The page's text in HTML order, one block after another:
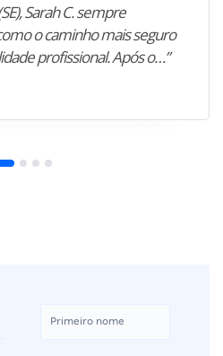
Sarah C. sempre
o caminho mais seguro
profissional. Após o…”